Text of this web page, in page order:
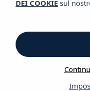
Aparthotel
Aparthotel Vibra Central
al centro di San
dal West End con i suoi
DEI COOKIE sul